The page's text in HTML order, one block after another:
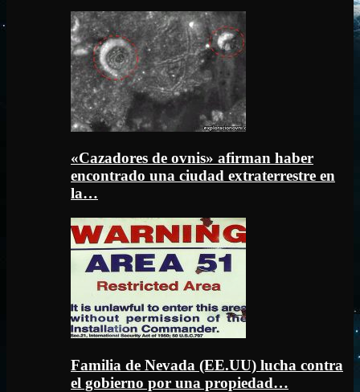
«Cazadores de ovnis» afirman haber
encontrado una ciudad extraterrestre en
la…
Familia de Nevada (EE.UU) lucha contra
el gobierno por una propiedad…